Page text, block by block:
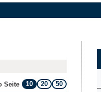
Seite 10 20 50